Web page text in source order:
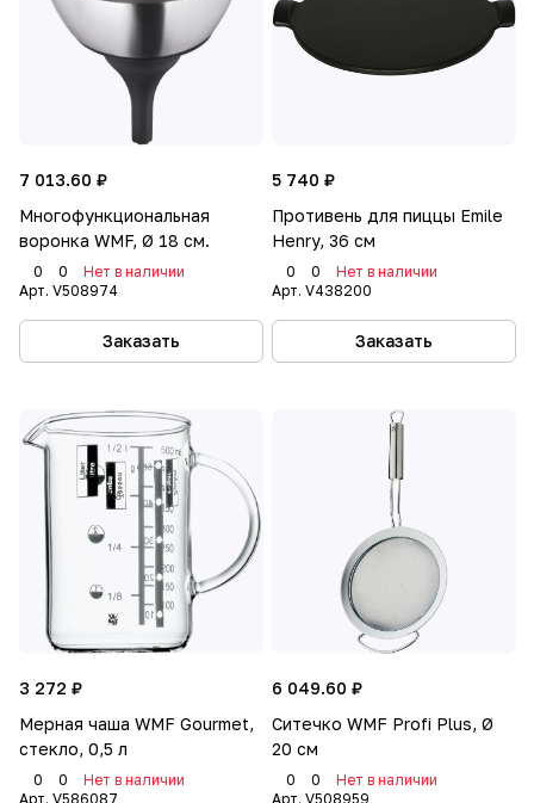
7 013.60 ₽
Многофункциональная
воронка WMF, Ø 18 см.
0 0
Нет в наличии
Арт. V508974
Заказать
5 740 ₽
Противень для пиццы Emile
Henry, 36 см
0 0
Нет в наличии
Арт. V438200
Заказать
3 272 ₽
Мерная чаша WMF Gourmet,
стекло, 0,5 л
0 0
Нет в наличии
Арт. V586087
6 049.60 ₽
Ситечко WMF Profi Plus, Ø
20 см
0 0
Нет в наличии
Арт. V508959